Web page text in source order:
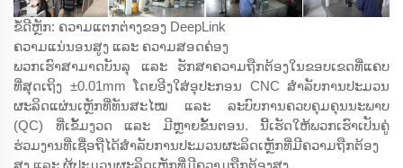
ຂໍ້ດີຫຼັກ: ຄວາມແຕກຕ່າງຂອງ DeepLink
ຄວາມແນ່ນອນສູງ ແລະ ຄວາມສອດຄ່ອງ
ພວກເຮົາສາມາດບັນລຸ ແລະ ຮັກສາຄວາມຖືກຕ້ອງໃນຂອບເຂດທີ່ແຄບ
ທີ່ສຸດເຖິງ ±0.01mm ໂດຍອີງໃສ່ອຸປະກອນ CNC ສຳລັບການປະມວນ
ຜະລິດແຜ່ນເຫຼັກທີ່ທັນສະໄໝ ແລະ ລະບົບການຄວບຄຸມຄຸນນະພາບ
(QC) ທີ່ເຂັ້ມງວດ ແລະ ມີຫຼາຍຂັ້ນຕອນ. ນີ້ເຮັດໃຫ້ພວກເຮົາເປັນຄູ່
ຮ່ວມງານທີ່ເຊື່ອຖືໄດ້ສຳລັບການປະມວນຜະລິດເຫຼັກທີ່ມີຄວາມຖືກຕ້ອງ